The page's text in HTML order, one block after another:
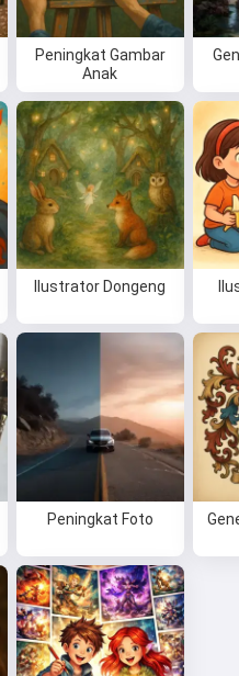
Peningkat Gambar
Anak
Ilustrator Dongeng
Peningkat Foto